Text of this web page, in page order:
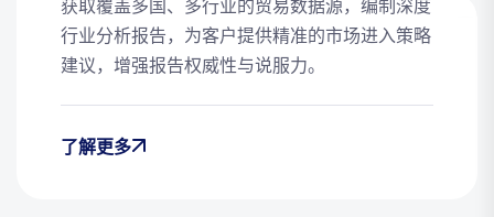
获取覆盖多国、多行业的贸易数据源，编制深度
行业分析报告，为客户提供精准的市场进入策略
建议，增强报告权威性与说服力。
了解更多